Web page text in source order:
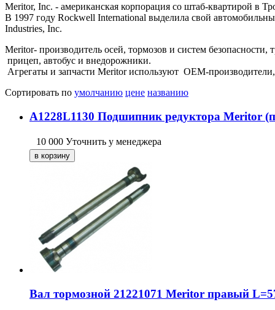
Meritor, Inc. - американская корпорация со штаб-квартирой в
В 1997 году Rockwell International выделила свой
Industries, Inc.
Meritor- производитель осей, тормозов и систем
прицеп, автобус и внедорожники.
Агрегаты и запчасти Meritor используют OEM-
Сортировать по умолчанию цене названию
A1228L1130 Подшипник редуктора Meritor
10 000 Уточнить у менеджера
Вал тормозной 21221071 Meritor правый